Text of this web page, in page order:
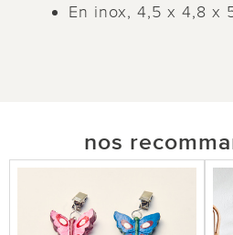
En inox, 4,5 x 4,8 x
nos